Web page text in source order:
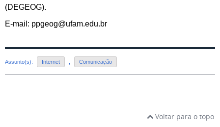
(DEGEOG).
E-mail: ppgeog@ufam.edu.br
Assunto(s): Internet Comunicação
Voltar para o topo